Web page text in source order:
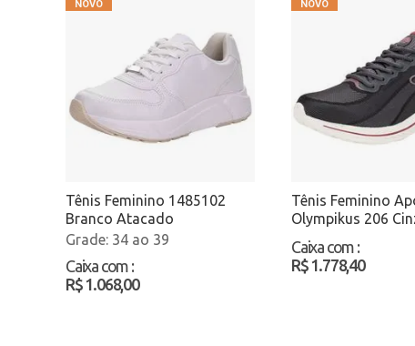
Tênis Feminino 1485102
Branco Atacado
34 ao 39
Caixa com :
R$ 1.068,00
Tênis Feminino
Olympikus 206
Atacado
Caixa com :
R$ 1.778,40